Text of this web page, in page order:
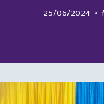
25/06/2024